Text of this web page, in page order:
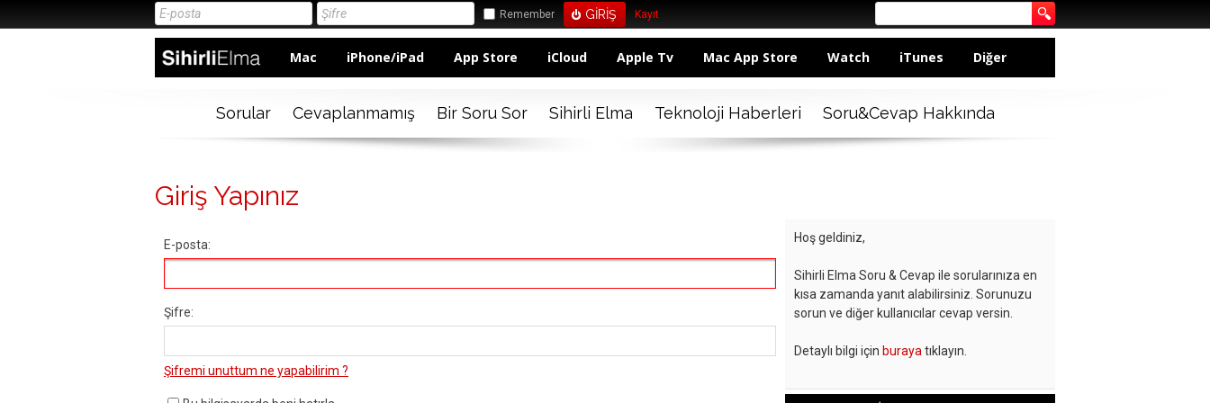
Remember Kayıt
Mac iPhone/iPad App Store iCloud Apple Tv Mac App Store Watch iTunes Diğer
Sorular Cevaplanmamış Bir Soru Sor Sihirli Elma Teknoloji Haberleri Soru&Cevap Hakkında
Giriş Yapınız
E-posta:
Şifre:
Şifremi unuttum ne yapabilirim ?
Hoş geldiniz,
Sihirli Elma Soru & Cevap ile sorularınıza en
kısa zamanda yanıt alabilirsiniz. Sorunuzu
sorun ve diğer kullanıcılar cevap versin.
Detaylı bilgi için buraya tıklayın.